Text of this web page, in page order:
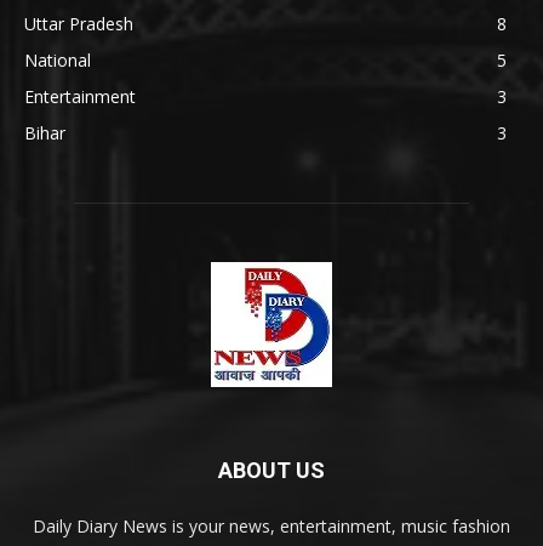
Uttar Pradesh
8
National
5
Entertainment
3
Bihar
3
ABOUT US
Daily Diary News is your news, entertainment, music fashion